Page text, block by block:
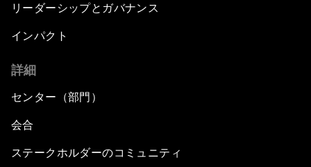
リーダーシップとガバナンス
インパクト
詳細
センター（部門）
会合
ステークホルダーのコミュニティ